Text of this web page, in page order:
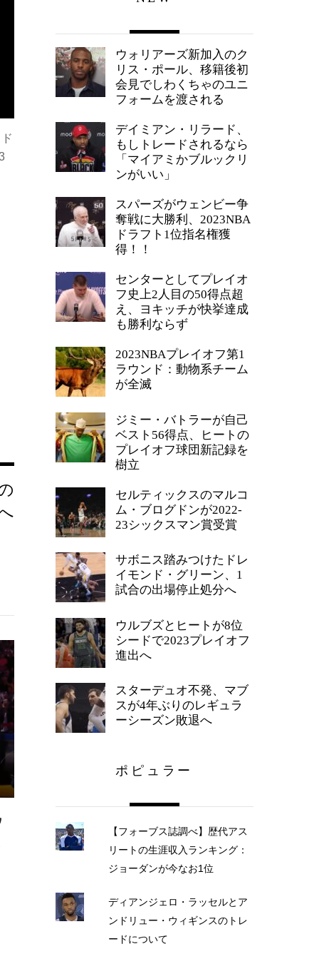
ウォリアーズ新加入のク
リス・ポール、移籍後初
会見でしわくちゃのユニ
フォームを渡される
デイミアン・リラード、
もしトレードされるなら
「マイアミかブルックリ
ンがいい」
スパーズがウェンビー争
奪戦に大勝利、2023NBA
ドラフト1位指名権獲
得！！
センターとしてプレイオ
フ史上2人目の50得点超
え、ヨキッチが快挙達成
も勝利ならず
2023NBAプレイオフ第1
ラウンド：動物系チーム
が全滅
ジミー・バトラーが自己
ベスト56得点、ヒートの
プレイオフ球団新記録を
樹立
セルティックスのマルコ
ム・ブログドンが2022-
23シックスマン賞受賞
サボニス踏みつけたドレ
イモンド・グリーン、1
試合の出場停止処分へ
ウルブズとヒートが8位
シードで2023プレイオフ
進出へ
スターデュオ不発、マブ
スが4年ぶりのレギュラ
ーシーズン敗退へ
ポピュラー
【フォーブス誌調べ】歴代アス
リートの生涯収入ランキング：
ジョーダンが今なお1位
ディアンジェロ・ラッセルとア
ンドリュー・ウィギンスのトレ
ードについて